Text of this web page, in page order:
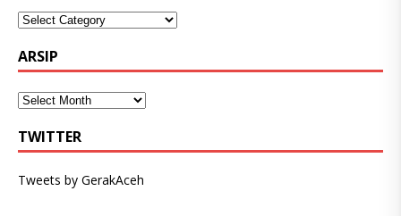
ARSIP
TWITTER
Tweets by GerakAceh